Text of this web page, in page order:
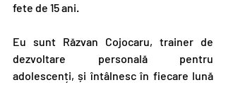
fete de 15 ani.
Eu sunt Răzvan Cojocaru, trainer de
dezvoltare personală pentru
adolescenți, și întâlnesc în fiecare lună